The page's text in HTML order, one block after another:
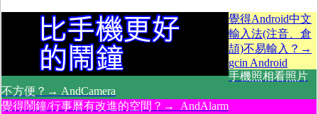
覺得Android中文
輸入法(注音、倉
頡)不易輸入？→
gcin Android
手機照相看照片
不方便？→ AndCamera
覺得鬧鐘/行事曆有改進的空間？→ AndAlarm